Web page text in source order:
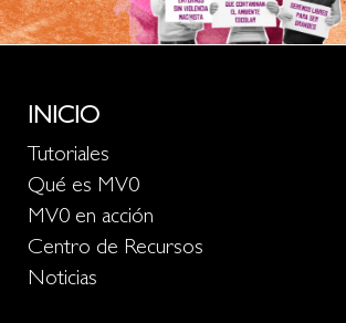
INICIO
Tutoriales
Qué es MV0
MV0 en acción
Centro de Recursos
Noticias